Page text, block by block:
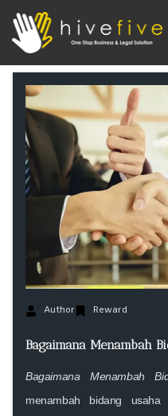
Author Reward
Bagaimana Menambah
Bagaimana Menambah
menambah bidang